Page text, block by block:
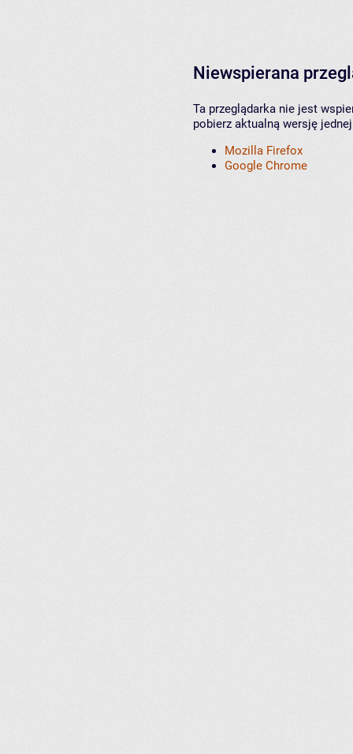
Niewspierana
Ta przeglądarka nie jest
pobierz aktualną wersję
Mozilla Firefox
Google Chrome